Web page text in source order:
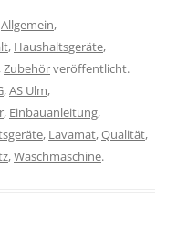
Allgemein,
, Haushaltsgeräte,
,Zubehörveröffentlicht.
,AS Ulm,
, Einbauanleitung,
, Lavamat,Qualität,
,Waschmaschine.